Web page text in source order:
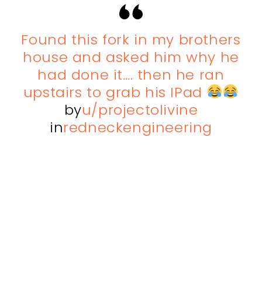
Found this fork in my brothers
house and asked him why he
had done it…. then he ran
upstairs to grab his IPad
byu/projectolivine
inredneckengineering